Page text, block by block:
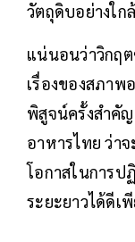
วัตถุดิบอย่างใก
แน่นอนว่าวิกฤต
เรื่องของสภา
พิสูจน์ครั้งสำคั
อาหารไทย ว่า
โอกาสในการป
ระยะยาวได้ดีเ